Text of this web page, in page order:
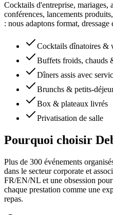
Cocktails d'entreprise, mariages,
conférences, lancements
: nous adaptons format,
Cocktails dînatoires &
Buffets froids, chauds
Dîners assis avec
Brunchs & petits-
Box & plateaux livrés
Privatisation de salle
Pourquoi choisir
Plus de 300 événements
dans le secteur corporate et
FR/EN/NL et une obsession
chaque prestation comme une
repas.